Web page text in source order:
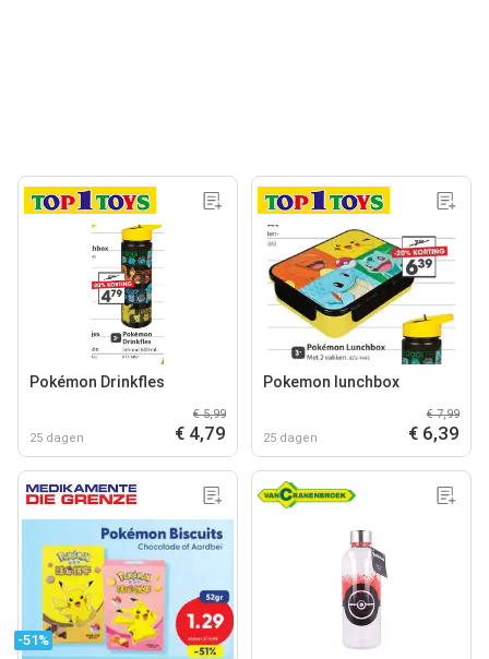
Pokémon Drinkfles
25 dagen
€ 5,99
€ 4,79
Pokemon lunchbox
25 dagen
€ 7,99
€ 6,39
-51%